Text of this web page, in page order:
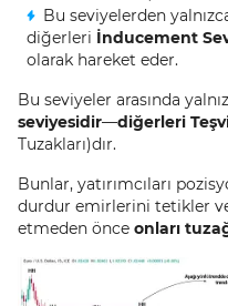
Bu seviyelerden
diğerleri İnducement
olarak hareket eder.
Bu seviyeler arasında
seviyesidir—diğerleri
Tuzakları)dır.
Bunlar, yatırımcıları
durdur emirlerini tetikler
etmeden önce onları